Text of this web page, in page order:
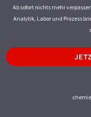
Ab sofort nichts mehr
Analytik, Labor und Prozess